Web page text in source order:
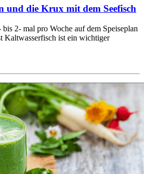
und die Krux mit dem Seefisch
2- mal pro Woche auf dem Speiseplan
Kaltwasserfisch ist ein wichtiger